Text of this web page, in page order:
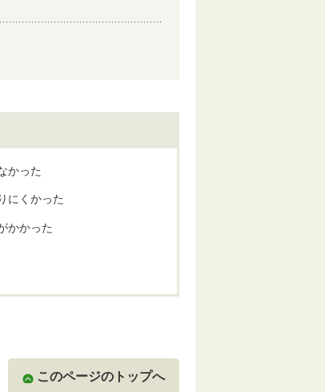
かった
にくかった
かかった
このページのトップへ